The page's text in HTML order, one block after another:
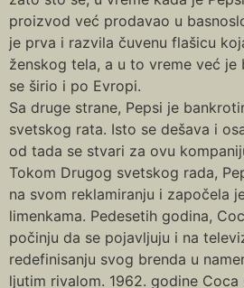
proizvod već prodavao u
je prva i razvila čuvenu flašicu
ženskog tela, a u to vreme već je
se širio i po Evropi.
Sa druge strane, Pepsi je
svetskog rata. Isto se dešava i
od tada se stvari za ovu
Tokom Drugog svetskog rada,
na svom reklamiranju i započela
limenkama. Pedesetih godina,
počinju da se pojavljuju i na
redefinisanju svog brenda u
ljutim rivalom. 1962. godine